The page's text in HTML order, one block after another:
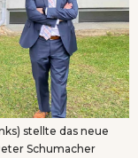
stellte das neue
Schumacher